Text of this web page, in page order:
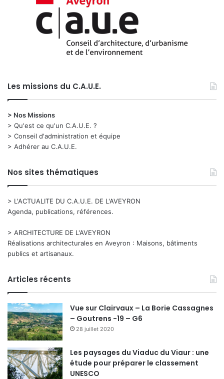
Les missions du C.A.U.E.
> Nos Missions
> Qu'est ce qu'un C.A.U.E. ?
> Conseil d'administration et équipe
> Adhérer au C.A.U.E.
Nos sites thématiques
> L'ACTUALITE DU C.A.U.E. DE L'AVEYRON
Agenda, publications, références.
> ARCHITECTURE DE L'AVEYRON
Réalisations architecturales en Aveyron : Maisons, bâtiments
publics et artisanaux.
Articles récents
Vue sur Clairvaux – La Borie Cassagnes
– Goutrens -19 – G6
28 juillet 2020
Les paysages du Viaduc du Viaur : une
étude pour préparer le classement
UNESCO